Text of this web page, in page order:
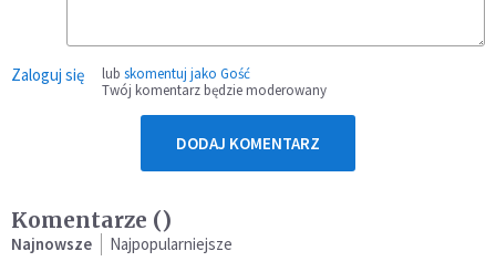
Zaloguj się lub skomentuj jako Gość
Twój komentarz będzie moderowany
DODAJ KOMENTARZ
Komentarze ()
Najnowsze Najpopularniejsze